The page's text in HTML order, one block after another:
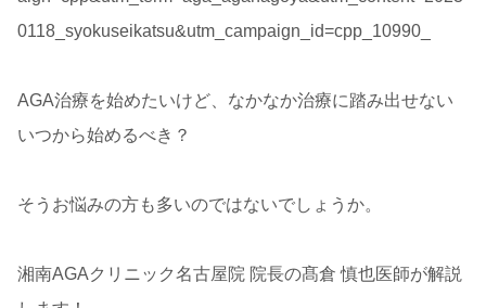
0118_syokuseikatsu&utm_campaign_id=cpp_10990_
AGA治療を始めたいけど、なかなか治療に踏み出せない
いつから始めるべき？
そうお悩みの方も多いのではないでしょうか。
湘南AGAクリニック名古屋院 院長の髙倉 慎也医師が解説